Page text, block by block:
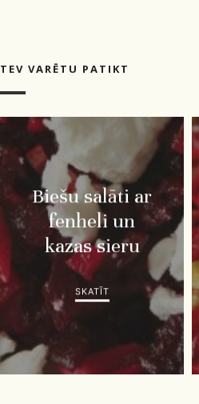
TEV VARĒTU PATIKT
Biešu salāti ar
fenheli un
kazas sieru
SKATĪT